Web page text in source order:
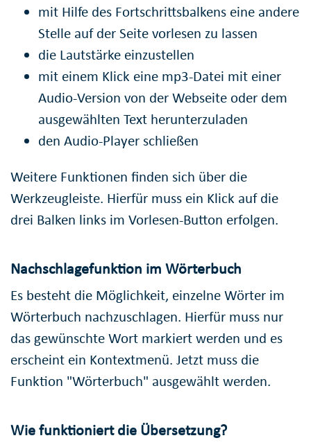
mit Hilfe des Fortschrittsbalkens eine andere
Stelle auf der Seite vorlesen zu lassen
die Lautstärke einzustellen
mit einem Klick eine mp3-Datei mit einer
Audio-Version von der Webseite oder dem
ausgewählten Text herunterzuladen
den Audio-Player schließen
Weitere Funktionen finden sich über die
Werkzeugleiste. Hierfür muss ein Klick auf die
drei Balken links im Vorlesen-Button erfolgen.
Nachschlagefunktion im Wörterbuch
Es besteht die Möglichkeit, einzelne Wörter im
Wörterbuch nachzuschlagen. Hierfür muss nur
das gewünschte Wort markiert werden und es
erscheint ein Kontextmenü. Jetzt muss die
Funktion "Wörterbuch" ausgewählt werden.
Wie funktioniert die Übersetzung?